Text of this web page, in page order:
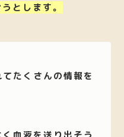
とします。
たくさんの情報を